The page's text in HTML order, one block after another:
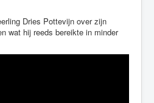
Dries Pottevijn over zijn
wat hij reeds bereikte in minder